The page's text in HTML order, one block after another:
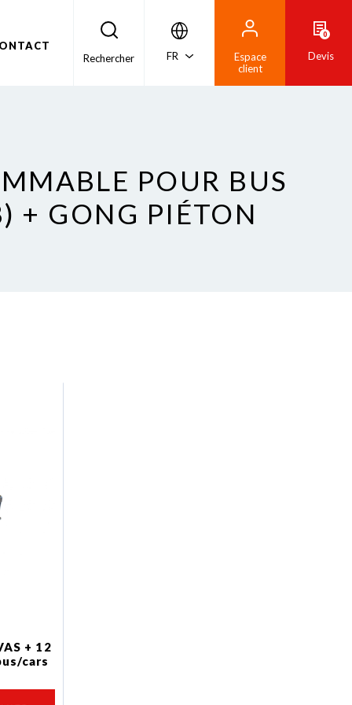
Rechercher
FR
Espace
client
0
Devis
POUR BUS
+ GONG PIÉTON
+ 12
cars